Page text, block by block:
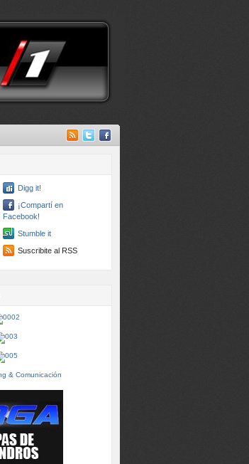
Digg it!
¡Compartí en
Facebook!
Stumble it
Suscribite al RSS